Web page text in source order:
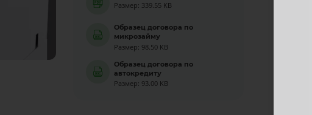
Размер: 339.55 KB
Образец договора по
микрозайму
Размер: 98.50 KB
Образец договора по
автокредиту
Размер: 93.00 KB